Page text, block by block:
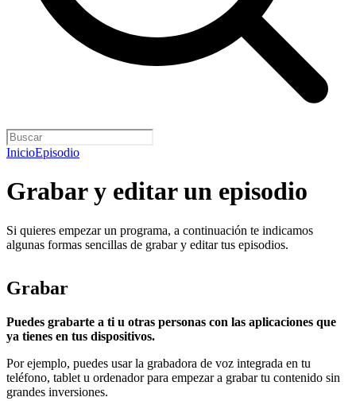
InicioEpisodio
Grabar y editar un episodio
Si quieres empezar un programa, a continuación te indicamos
algunas formas sencillas de grabar y editar tus episodios.
Grabar
Puedes grabarte a ti u otras personas con las aplicaciones que
ya tienes en tus dispositivos.
Por ejemplo, puedes usar la grabadora de voz integrada en tu
teléfono, tablet u ordenador para empezar a grabar tu contenido sin
grandes inversiones.